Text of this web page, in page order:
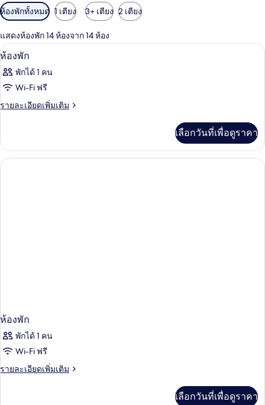
ตัว
กรอง
ที่
มี
ให้
สำหรับ
พัก
ห้องพักทั้งหมด 1 เตียง 3+ เตียง 2 เตียง
แสดงห้องพัก 14 ห้องจาก 14 ห้อง
เปิด
ภาพถ่าย
ทั้งหมด
ของ
1
ห้องพัก
พักได้ 1 คน
Wi-Fi ฟรี
รายละเอียดเพิ่มเติม
ราย
เกี่ยว
กับ
ห้อง
เลือกวันที่เพื่อดูราคา
ห้องพัก
พักได้ 1 คน
Wi-Fi ฟรี
รายละเอียดเพิ่มเติม
ราย
เลือกวันที่เพื่อดูราคา